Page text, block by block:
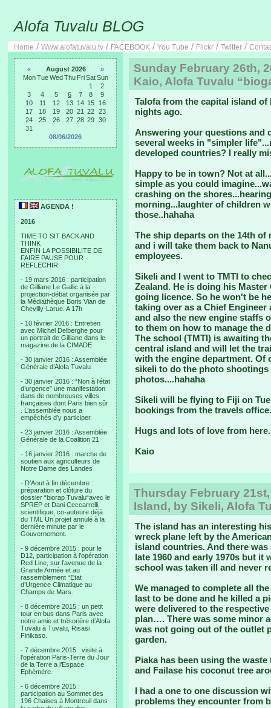
Alofa Tuvalu BLOG
Home / Www.alofatuvalu.tv / FACEBOOK / You Tube / Flickr / Twitter /
« August 2026
»
Mon Tue Wed Thu Fri Sat Sun
1
2
3
4 5 6 7 8
9
10
11 12 13 14 15
16
17
18 19 20 21 22
23
24
25 26 27 28 29
30
31
08/06/2026
AGENDA !
2016
TIME TO SIT BACK AND
THINK
ENFIN LA POSSIBILITE DE
FAIRE PAUSE POUR
REFLECHIR
- 19 mars 2016 : participation
de Gilliane Le Gallic à la
projection-débat organisée par
la Médiathèque Boris Vian de
Chevilly-Larue. A 17h
- 10 février 2016 : Entretien
avec Michel Delberghe pour
un portrait de Gilliane dans le
magazine de la CIMADE
- 30 janvier 2016 : Assemblée
Générale d’Alofa Tuvalu
- 30 janvier 2016 : “Non à l’état
d’urgence” une manifestation
dans de nombreuses villes
françaises dont Paris bien sûr
. L’assemblée nous a
empêchés d’y participer.
- 23 janvier 2016 : Assemblée
Générale de la Coalition 21
- 16 janvier 2016 : marche de
soutien aux agriculteurs de
Notre Dame des Landes
- D’Aout à fin décembre :
préparation et clôture du
dossier “biorap Tuvalu“avec le
SPREP et Dani Ceccarrelli,
scientifique, co-auteure déjà
du TML Un projet annulé à la
dernière minute par le
Gouvernement.
- 9 décembre 2015 : pour le
D12, participation à l’opération
Red Line, sur l’avenue de la
Grande Armée et au
rassemblement “Etat
d’Urgence Climatique au
Champs de Mars.
- 8 décembre 2015 : un petit
tour en bus dans Paris avec
notre amie et trésorière d’Alofa
Tuvalu à Tuvalu, Risasi
Finikaso.
- 7 décembre 2015 : visite à
l’opération Paris-Terre du Jour
de la Terre a l’Espace
Ephémère.
- 6 décembre 2015 :
participation au Sommet des
196 Chaises à Montreuil dans
Sunday February 26th,
Kaio, Alofa Tuvalu
Talofa from the capital island
nights ago.
Answering your questions and
several weeks in "simpler
developed countries? I really
Happy to be in town? Not at
simple as you could
crashing on the
morning...laughter of children
those..hahaha
The ship departs on the 14th
and i will take them back to
employees.
Sikeli and I went to TMTI to
Zealand. He is doing his
going licence. So he won't be
taking over as a Chief
and also the new engine staffs
to them on how to manage the
The school (TMTI) is awaiting
central island and will let the
with the engine department. Of
sikeli to do the photo
photos....hahaha
Sikeli will be flying to Fiji on
bookings from the travels office.
Hugs and lots of love from here.
Kaio
Thursday February
Island, by Sikeli, Alofa
The island has an interesting
wreck plane left by the
island countries. And there
late 1960 and early 1970s but
school was taken ill and never
We managed to complete all
last to be done and he killed a
were delivered to the
plan…. There was some minor
was not going out of the outlet
garden.
Piaka has been using the
and Failase his coconut tree
I had a one to one discussion
problems they encounter from